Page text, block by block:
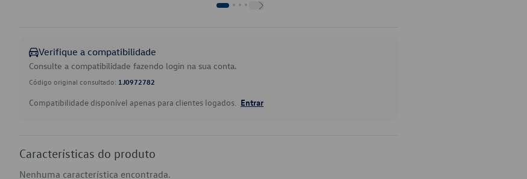
Verifique a compatibilidade
Consulte a compatibilidade fazendo login na sua conta.
Código original consultado: 1J0972782
Compatibilidade disponível apenas para clientes logados. Entrar
Características do produto
Nenhuma característica encontrada.